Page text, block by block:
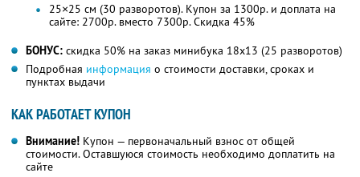
25×25 см (30 разворотов). Купон за 1300р. и доплата на
сайте: 2700р. вместо 7300р. Скидка 45%
БОНУС: скидка 50% на заказ минибука 18х13 (25 разворотов)
Подробная информация о стоимости доставки, сроках и
пунктах выдачи
КАК РАБОТАЕТ КУПОН
Внимание! Купон — первоначальный взнос от общей
стоимости. Оставшуюся стоимость необходимо доплатить на
сайте